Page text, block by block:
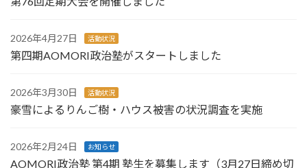
2026年4月27日 活動状況
第四期AOMORI政治塾がスタートしました
2026年3月30日 活動状況
豪雪によるりんご樹・ハウス被害の状況調査を実施
2026年2月24日 お知らせ
AOMORI政治塾 第4期 塾生を募集します（3月27日締め切